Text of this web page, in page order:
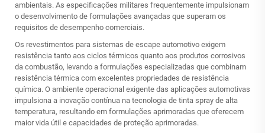
ambientais. As especificações militares frequentemente impulsionam
o desenvolvimento de formulações avançadas que superam os
requisitos de desempenho comerciais.
Os revestimentos para sistemas de escape automotivo exigem
resistência tanto aos ciclos térmicos quanto aos produtos corrosivos
da combustão, levando a formulações especializadas que combinam
resistência térmica com excelentes propriedades de resistência
química. O ambiente operacional exigente das aplicações automotivas
impulsiona a inovação contínua na tecnologia de tinta spray de alta
temperatura, resultando em formulações aprimoradas que oferecem
maior vida útil e capacidades de proteção aprimoradas.